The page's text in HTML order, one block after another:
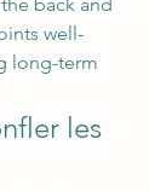
well-
long-term
les